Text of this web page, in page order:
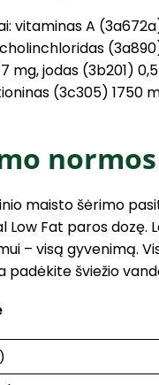
vitaminas A
mg, jodas (3b201)
(3c305) 1750
normos
maisto šėrimo
Fat paros dozę.
– visą gyvenimą.
padėkite šviežio